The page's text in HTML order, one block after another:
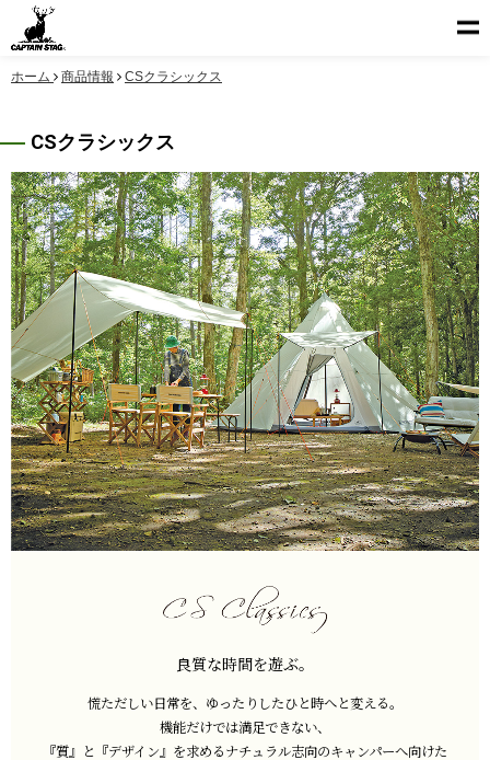
ホーム 商品情報 CSクラシックス
CSクラシックス
良質な時間を遊ぶ。
慌ただしい日常を、ゆったりしたひと時へと変える。
機能だけでは満足できない、
『質』と『デザイン』を求めるナチュラル志向のキャンパーへ向けた